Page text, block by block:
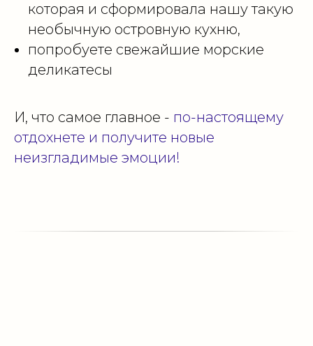
которая и сформировала нашу такую
необычную островную кухню,
попробуете свежайшие морские
деликатесы
И, что самое главное - по-настоящему
отдохнете и получите новые
неизгладимые эмоции!